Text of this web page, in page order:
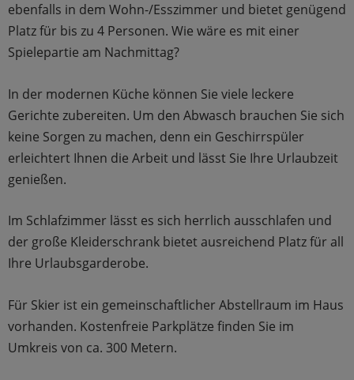
ebenfalls in dem Wohn-/Esszimmer und bietet genügend
Platz für bis zu 4 Personen. Wie wäre es mit einer
Spielepartie am Nachmittag?
In der modernen Küche können Sie viele leckere
Gerichte zubereiten. Um den Abwasch brauchen Sie sich
keine Sorgen zu machen, denn ein Geschirrspüler
erleichtert Ihnen die Arbeit und lässt Sie Ihre Urlaubzeit
genießen.
Im Schlafzimmer lässt es sich herrlich ausschlafen und
der große Kleiderschrank bietet ausreichend Platz für all
Ihre Urlaubsgarderobe.
Für Skier ist ein gemeinschaftlicher Abstellraum im Haus
vorhanden. Kostenfreie Parkplätze finden Sie im
Umkreis von ca. 300 Metern.